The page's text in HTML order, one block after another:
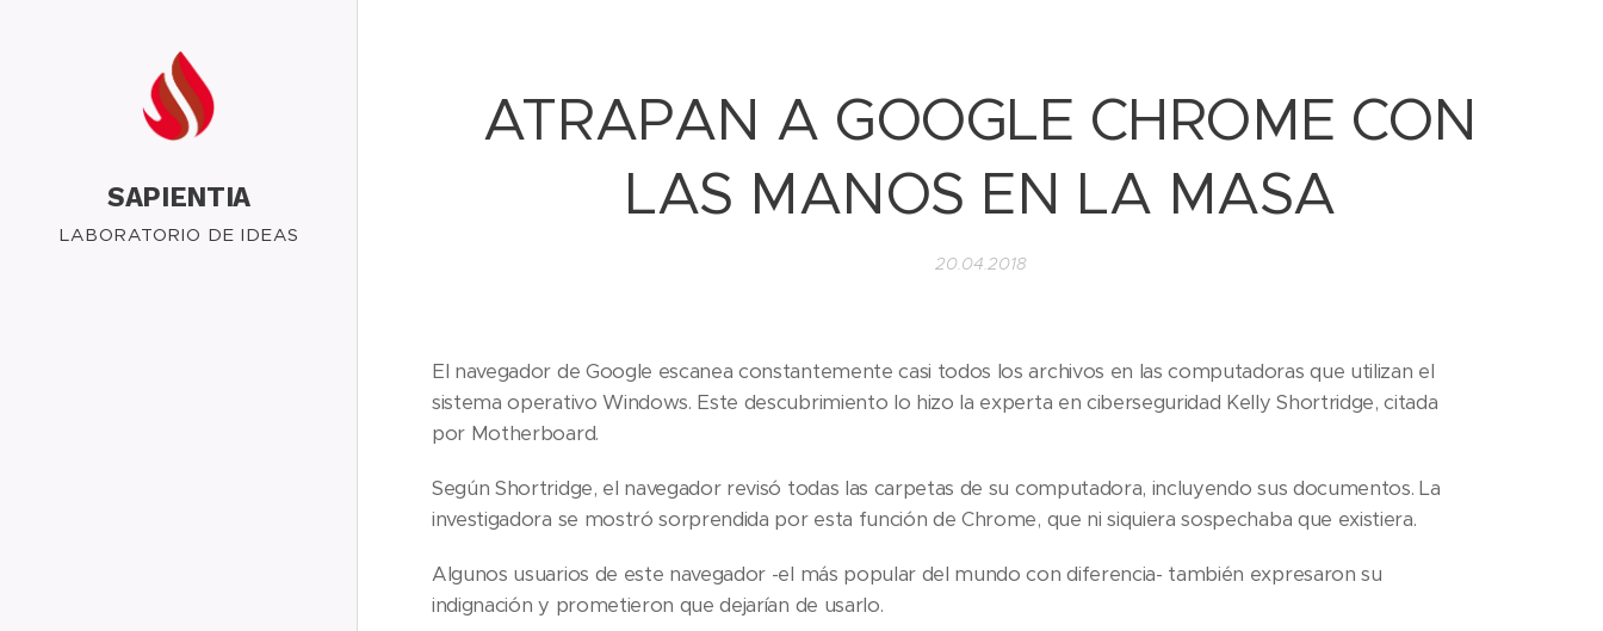
SAPIENTIA
LABORATORIO DE IDEAS
ATRAPAN A GOOGLE CHROME CON
LAS MANOS EN LA MASA
20.04.2018
El navegador de Google escanea constantemente casi todos los archivos en las computadoras que utilizan el
sistema operativo Windows. Este descubrimiento lo hizo la experta en ciberseguridad Kelly Shortridge, citada
por Motherboard.
Según Shortridge, el navegador revisó todas las carpetas de su computadora, incluyendo sus documentos. La
investigadora se mostró sorprendida por esta función de Chrome, que ni siquiera sospechaba que existiera.
Algunos usuarios de este navegador -el más popular del mundo con diferencia- también expresaron su
indignación y prometieron que dejarían de usarlo.